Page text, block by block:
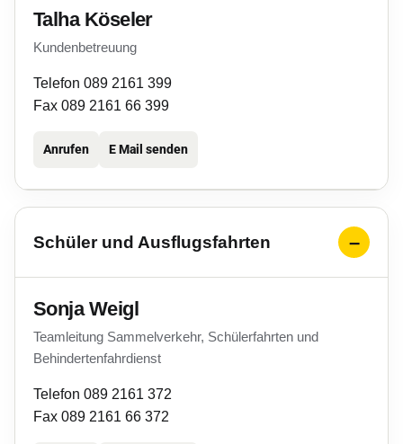
Talha Köseler
Kundenbetreuung
Telefon 089 2161 399
Fax 089 2161 66 399
Anrufen E Mail senden
Schüler und Ausflugsfahrten
Sonja Weigl
Teamleitung Sammelverkehr, Schülerfahrten und
Behindertenfahrdienst
Telefon 089 2161 372
Fax 089 2161 66 372